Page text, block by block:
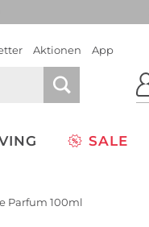
Aktionen App
SALE
Parfum 100ml